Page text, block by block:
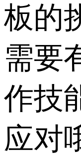
板的
需要
作技
应对